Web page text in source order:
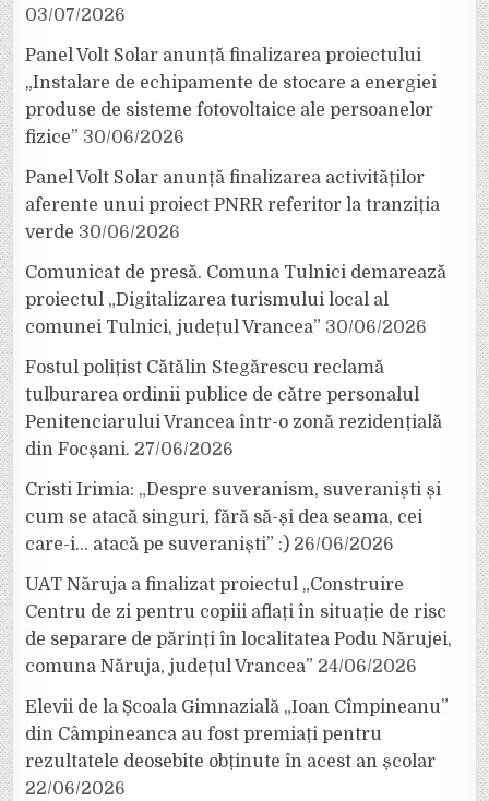
03/07/2026
Panel Volt Solar anunță finalizarea proiectului
„Instalare de echipamente de stocare a energiei
produse de sisteme fotovoltaice ale persoanelor
fizice” 30/06/2026
Panel Volt Solar anunță finalizarea activităților
aferente unui proiect PNRR referitor la tranziția
verde 30/06/2026
Comunicat de presă. Comuna Tulnici demarează
proiectul „Digitalizarea turismului local al
comunei Tulnici, județul Vrancea” 30/06/2026
Fostul polițist Cătălin Stegărescu reclamă
tulburarea ordinii publice de către personalul
Penitenciarului Vrancea într-o zonă rezidențială
din Focșani. 27/06/2026
Cristi Irimia: „Despre suveranism, suveraniști și
cum se atacă singuri, fără să-și dea seama, cei
care-i… atacă pe suveraniști” :) 26/06/2026
UAT Năruja a finalizat proiectul „Construire
Centru de zi pentru copiii aflați în situație de risc
de separare de părinți în localitatea Podu Nărujei,
comuna Năruja, județul Vrancea” 24/06/2026
Elevii de la Școala Gimnazială „Ioan Cîmpineanu”
din Câmpineanca au fost premiați pentru
rezultatele deosebite obținute în acest an școlar
22/06/2026